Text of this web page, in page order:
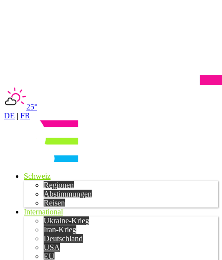
25°
DE | FR
Schweiz
Regionen
Abstimmungen
Reisen
International
Ukraine-Krieg
Iran-Krieg
Deutschland
USA
EU